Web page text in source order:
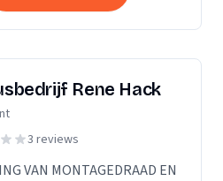
Rene Hack
3 reviews
VAN MONTAGEDRAAD EN